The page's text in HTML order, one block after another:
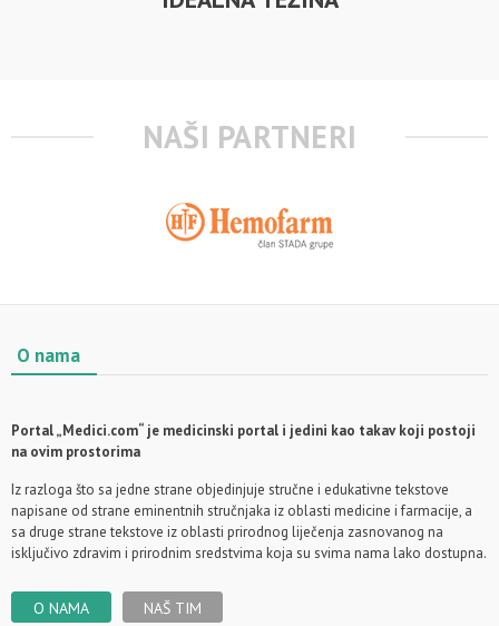
NAŠI PARTNERI
O nama
Portal „Medici.com“ je medicinski portal i jedini kao takav koji postoji
na ovim prostorima
Iz razloga što sa jedne strane objedinjuje stručne i edukativne tekstove
napisane od strane eminentnih stručnjaka iz oblasti medicine i farmacije, a
sa druge strane tekstove iz oblasti prirodnog liječenja zasnovanog na
isključivo zdravim i prirodnim sredstvima koja su svima nama lako dostupna.
O NAMA NAŠ TIM